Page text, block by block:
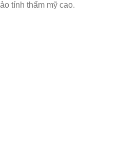
tính thẩm mỹ cao.